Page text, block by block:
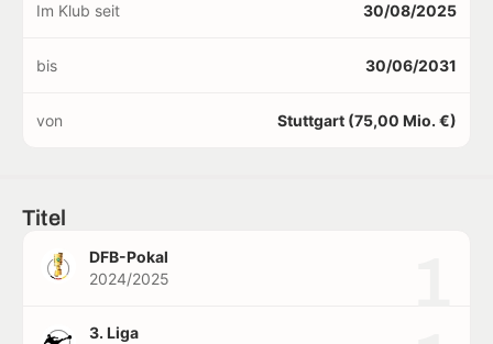
Im Klub seit 30/08/2025
bis 30/06/2031
von Stuttgart (75,00 Mio. €)
Titel
DFB-Pokal
2024/2025
3. Liga